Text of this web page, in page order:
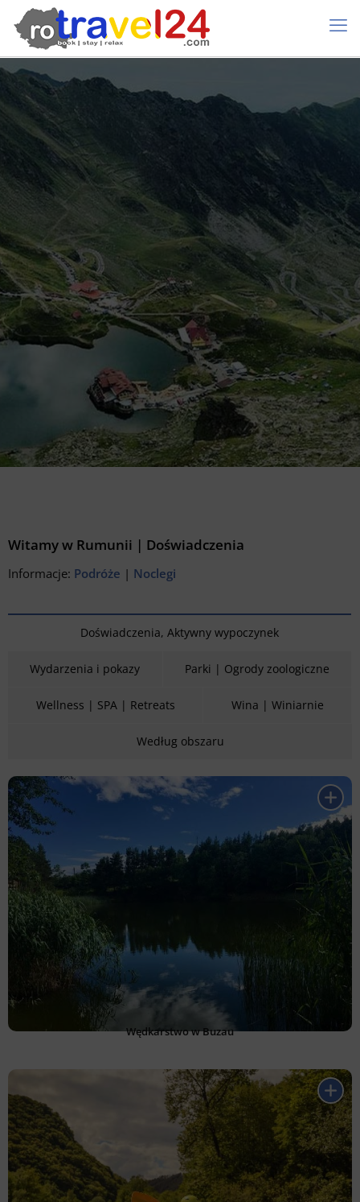
Witamy w Rumunii | Doświadczenia
Informacje: Podróże | Noclegi
Doświadczenia, Aktywny wypoczynek
Wydarzenia i pokazy Parki | Ogrody zoologiczne
Wellness | SPA | Retreats Wina | Winiarnie
Według obszaru
Wędkarstwo w Buzau